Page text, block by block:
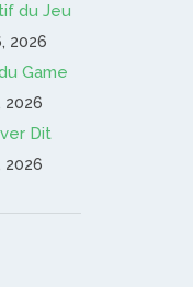
du Jeu
2026
Game
2026
Dit
2026